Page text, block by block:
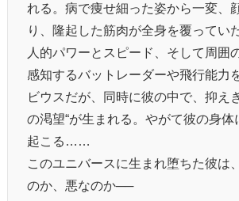
れる。病で痩せ細った姿から一変、
り、隆起した筋肉が全身を覆ってい
人的パワーとスピード、そして周囲
感知するバットレーダーや飛行能力
ビウスだが、同時に彼の中で、抑え
の渇望“が生まれる。やがて彼の身
起こる……
このユニバースに生まれ堕ちた彼は
のか、悪なのか──